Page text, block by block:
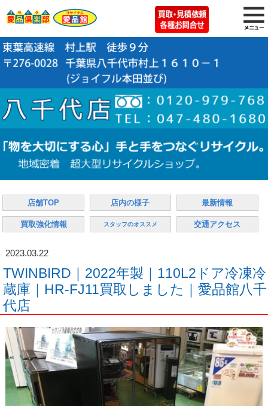
店舗TOP 店内の様子 最新情報
買取強化情報 スタッフのオススメ 交通アクセス
2023.03.22
TWINBIRD｜2022年製｜110L2ドア冷凍冷
蔵庫｜HR-FJ11買取しました｜愛品館八千
代店